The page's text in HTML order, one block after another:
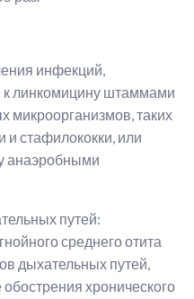
инфекций,
линкомицину штаммами
микроорганизмов, таких
и стафилококки, или
анаэробными
путей:
среднего отита
дыхательных путей,
хронического